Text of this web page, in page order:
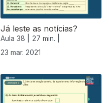
Já leste as notícias?
Aula 38 |
27 min. |
23 mar. 2021